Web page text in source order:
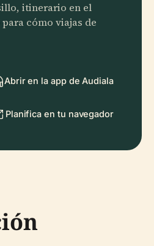
itinerario en el
cómo viajas de
Abrir en la app de Audiala
Planifica en tu navegador